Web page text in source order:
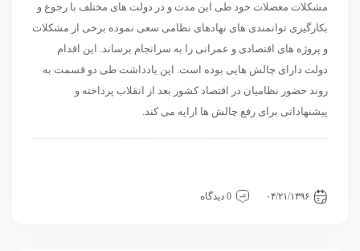
مشکلات معضلات خود طی این مدت و در دولت های مختلف با رجوع و
بکارگیری توانمندی های نهادهای نظامی سعی نموده برخی از مشکلات
و پروژه های اقتصادی و عمرانی را به سرانجام برساند. این اقدام
دولت دارای چالش هایی بوده است. این یادداشت طی دو قسمت به
روند حضور نظامیان در اقتصاد کشور بعد از انقلاب پرداخته و
پیشنهاداتی برای رفع چالش ها ارایه می کند.
۰۴/۲۱/۱۳۹۶
0 دیدگاه